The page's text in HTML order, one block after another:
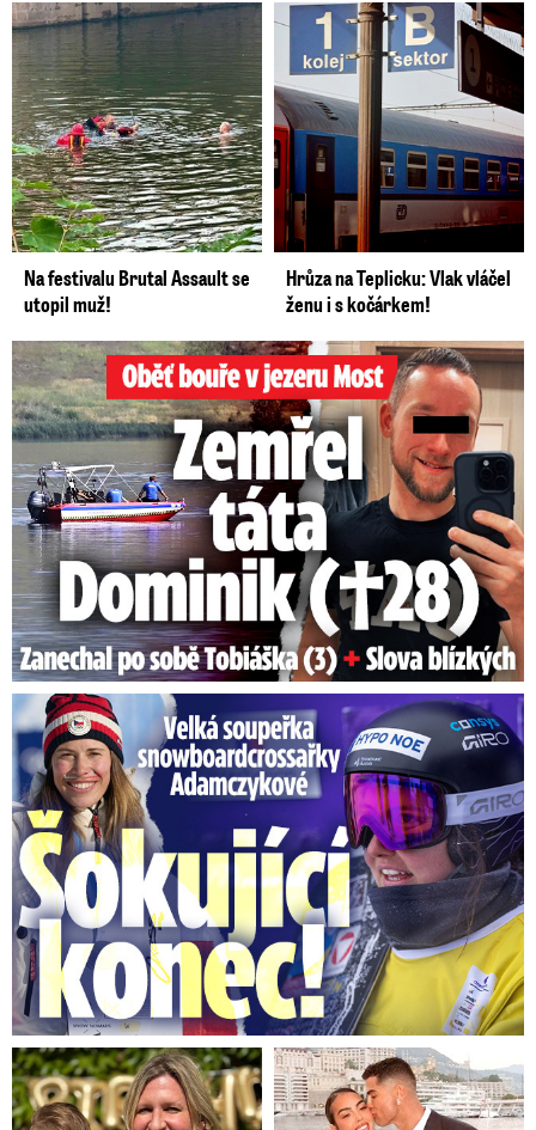
Na festivalu Brutal Assault se
utopil muž!
Hrůza na Teplicku: Vlak vláčel
ženu i s kočárkem!
Oběť bouře v jezeru Most: Zemřel táta Dominik (†28)
Velká soupeřka Adamczykové: Šokující konec!